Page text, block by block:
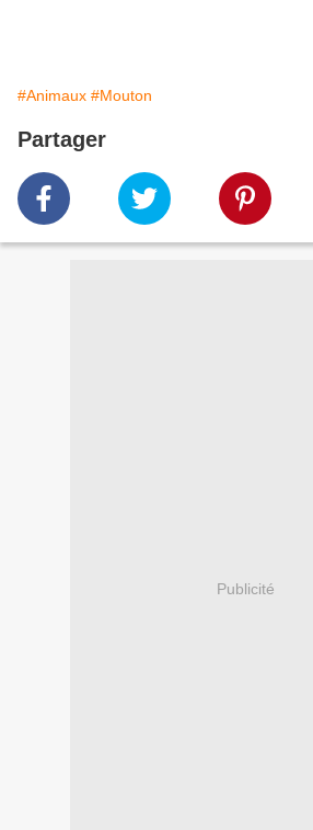
#Animaux #Mouton
Partager
Publicité